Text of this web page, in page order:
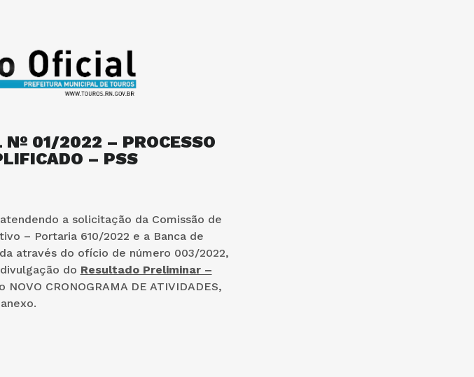
Nº 01/2022 – PROCESSO
– PSS
a solicitação da Comissão de
– Portaria 610/2022 e a Banca de
através do ofício de número 003/2022,
do Resultado Preliminar –
CRONOGRAMA DE ATIVIDADES,